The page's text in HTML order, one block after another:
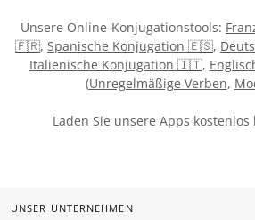
Unsere Online-Konjugationstools:
🇫🇷, Spanische Konjugation 🇪🇸,
Italienische Konjugation 🇮🇹,
(Unregelmäßige Verben,
Laden Sie unsere Apps
UNSER UNTERNEHMEN